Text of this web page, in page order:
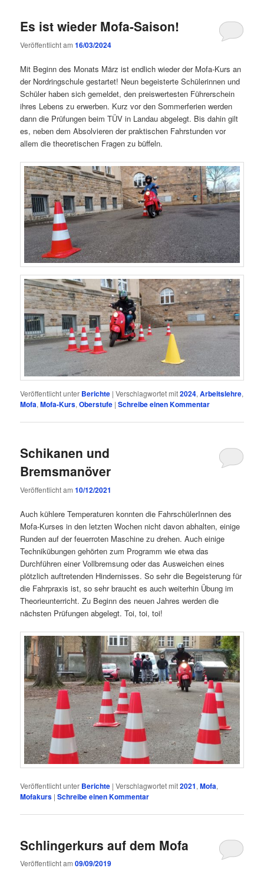
Es ist wieder Mofa-Saison!
Veröffentlicht am16/03/2024
Mit Beginn des Monats März ist endlich wieder der Mofa-Kurs an
der Nordringschule gestartet! Neun begeisterte Schülerinnen und
Schüler haben sich gemeldet, den preiswertesten Führerschein
ihres Lebens zu erwerben. Kurz vor den Sommerferien werden
dann die Prüfungen beim TÜV in Landau abgelegt. Bis dahin gilt
es, neben dem Absolvieren der praktischen Fahrstunden vor
allem die theoretischen Fragen zu büffeln.
Veröffentlicht unter Berichte |Verschlagwortet mit2024,Arbeitslehre,
Mofa,Mofa-Kurs,Oberstufe |Schreibe einen Kommentar
Schikanen und
Bremsmanöver
Veröffentlicht am10/12/2021
Auch kühlere Temperaturen konnten die FahrschülerInnen des
Mofa-Kurses in den letzten Wochen nicht davon abhalten, einige
Runden auf der feuerroten Maschine zu drehen. Auch einige
Technikübungen gehörten zum Programm wie etwa das
Durchführen einer Vollbremsung oder das Ausweichen eines
plötzlich auftretenden Hindernisses. So sehr die Begeisterung für
die Fahrpraxis ist, so sehr braucht es auch weiterhin Übung im
Theorieunterricht. Zu Beginn des neuen Jahres werden die
nächsten Prüfungen abgelegt. Toi, toi, toi!
Veröffentlicht unter Berichte |Verschlagwortet mit2021,Mofa,
Mofakurs |Schreibe einen Kommentar
Schlingerkurs auf dem Mofa
Veröffentlicht am09/09/2019